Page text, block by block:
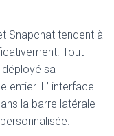
Snapchat tendent à
Tout
sa
entier. L’ interface
la barre latérale